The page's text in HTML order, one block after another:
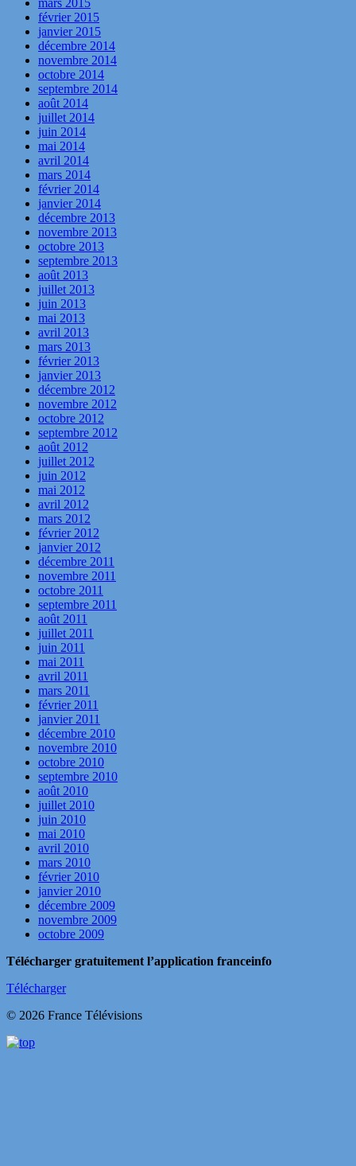
mars 2015
février 2015
janvier 2015
décembre 2014
novembre 2014
octobre 2014
septembre 2014
août 2014
juillet 2014
juin 2014
mai 2014
avril 2014
mars 2014
février 2014
janvier 2014
décembre 2013
novembre 2013
octobre 2013
septembre 2013
août 2013
juillet 2013
juin 2013
mai 2013
avril 2013
mars 2013
février 2013
janvier 2013
décembre 2012
novembre 2012
octobre 2012
septembre 2012
août 2012
juillet 2012
juin 2012
mai 2012
avril 2012
mars 2012
février 2012
janvier 2012
décembre 2011
novembre 2011
octobre 2011
septembre 2011
août 2011
juillet 2011
juin 2011
mai 2011
avril 2011
mars 2011
février 2011
janvier 2011
décembre 2010
novembre 2010
octobre 2010
septembre 2010
août 2010
juillet 2010
juin 2010
mai 2010
avril 2010
mars 2010
février 2010
janvier 2010
décembre 2009
novembre 2009
octobre 2009
Télécharger gratuitement l’application franceinfo
Télécharger
© 2026 France Télévisions